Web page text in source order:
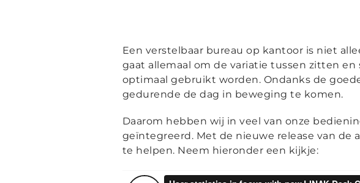
Een verstelbaar bureau op kantoor is niet
gaat allemaal om de variatie tussen zitten
optimaal gebruikt worden. Ondanks de
gedurende de dag in beweging te komen.
Daarom hebben wij in veel van onze
geïntegreerd. Met de nieuwe release van
te helpen. Neem hieronder een kijkje: